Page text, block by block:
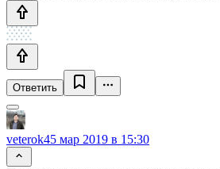
Ответить
veterok45 мар 2019 в 15:30